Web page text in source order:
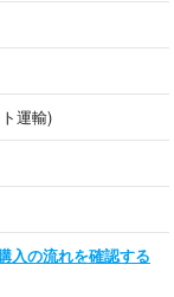
運輸)
入の流れを確認する